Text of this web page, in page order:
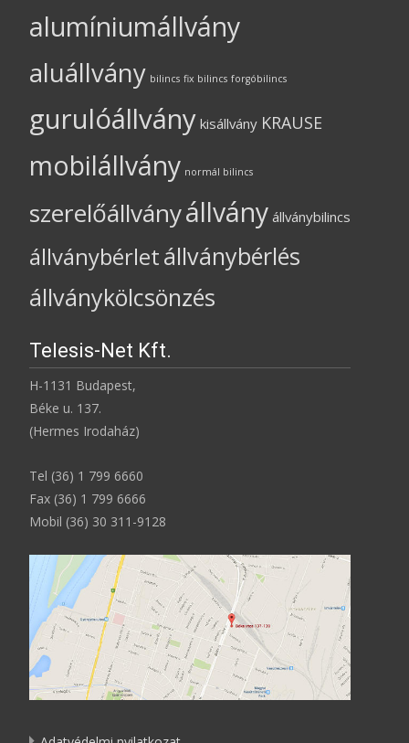
alumíniumállvány
aluállvány bilincs fix bilincs forgóbilincs
gurulóállvány kisállvány KRAUSE
mobilállvány normál bilincs
szerelőállványállvány állványbilincs
állványbérletállványbérlés
állványkölcsönzés
Telesis-Net Kft.
H-1131 Budapest,
Béke u. 137.
(Hermes Irodaház)
Tel (36) 1 799 6660
Fax (36) 1 799 6666
Mobil (36) 30 311-9128